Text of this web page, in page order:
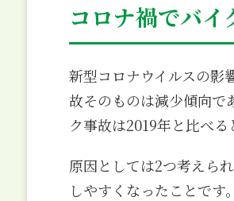
コロナ禍でバ
新型コロナウイルスの影
故そのものは減少傾向で
ク事故は2019年と比べ
原因としては2つ考えら
しやすくなったことです。